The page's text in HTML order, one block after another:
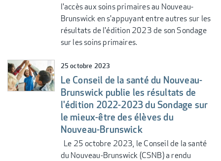
l'accès aux soins primaires au Nouveau-
Brunswick en s'appuyant entre autres sur les
résultats de l'édition 2023 de son Sondage
sur les soins primaires.
25 octobre 2023
Le Conseil de la santé du Nouveau-
Brunswick publie les résultats de
l'édition 2022-2023 du Sondage sur
le mieux-être des élèves du
Nouveau-Brunswick
Le 25 octobre 2023, le Conseil de la santé
du Nouveau-Brunswick (CSNB) a rendu